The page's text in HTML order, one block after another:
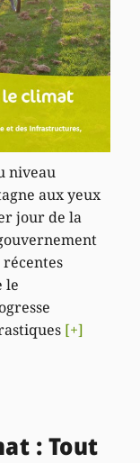
niveau
aux yeux
jour de la
récentes
le
[+]
: Tout